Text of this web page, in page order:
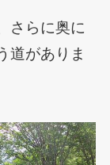
さらに奥に
道がありま